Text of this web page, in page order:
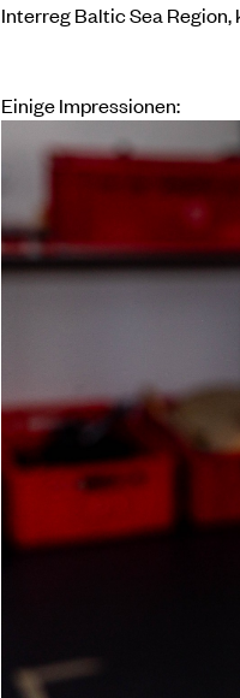
Interreg Baltic Sea
Einige Impressionen: